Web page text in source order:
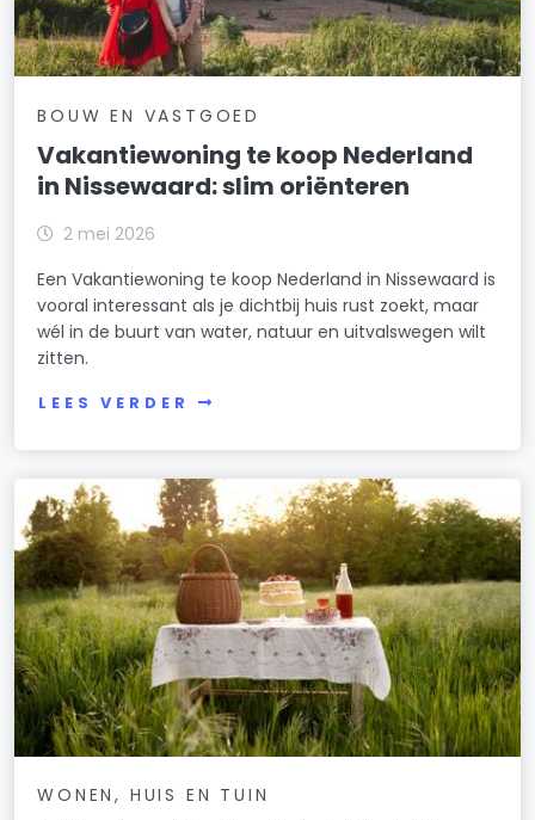
BOUW EN VASTGOED
Vakantiewoning te koop Nederland
in Nissewaard: slim oriënteren
2 mei 2026
Een Vakantiewoning te koop Nederland in Nissewaard is
vooral interessant als je dichtbij huis rust zoekt, maar
wél in de buurt van water, natuur en uitvalswegen wilt
zitten.
LEES VERDER
WONEN, HUIS EN TUIN